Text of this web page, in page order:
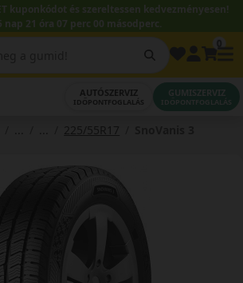
kuponkódot és szereltessen kedvezményesen!
nap 21 óra 07 perc 00 másodperc.
AUTÓSZERVIZ
IDŐPONTFOGLALÁS
GUMISZERVIZ
IDŐPONTFOGLALÁS
225/55R17